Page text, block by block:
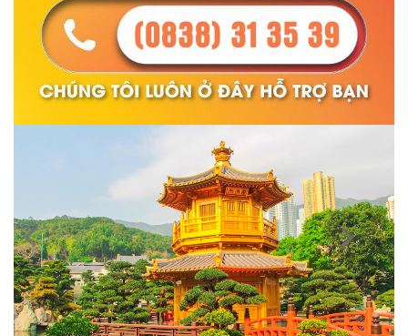
Previous Next